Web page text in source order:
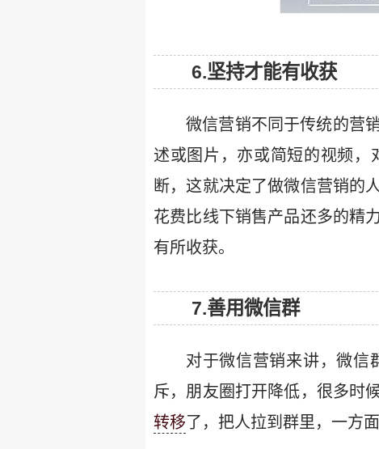
6.坚持才能有收获
微信营销不同于传统的营
述或图片，亦或简短的视频，
断，这就决定了做微信营销的
花费比线下销售产品还多的精
有所收获。
7.善用微信群
对于微信营销来讲，微信
斥，朋友圈打开降低，很多时
转移了，把人拉到群里，一方